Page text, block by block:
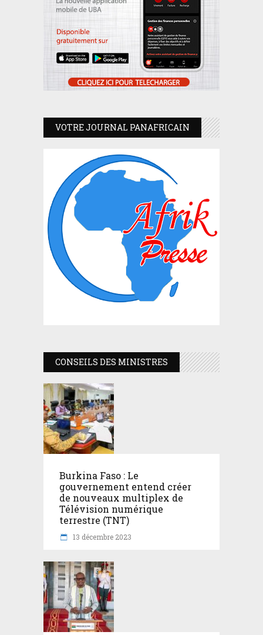
VOTRE JOURNAL PANAFRICAIN
CONSEILS DES MINISTRES
Burkina Faso : Le
gouvernement entend créer
de nouveaux multiplex de
Télévision numérique
terrestre (TNT)
13 décembre 2023